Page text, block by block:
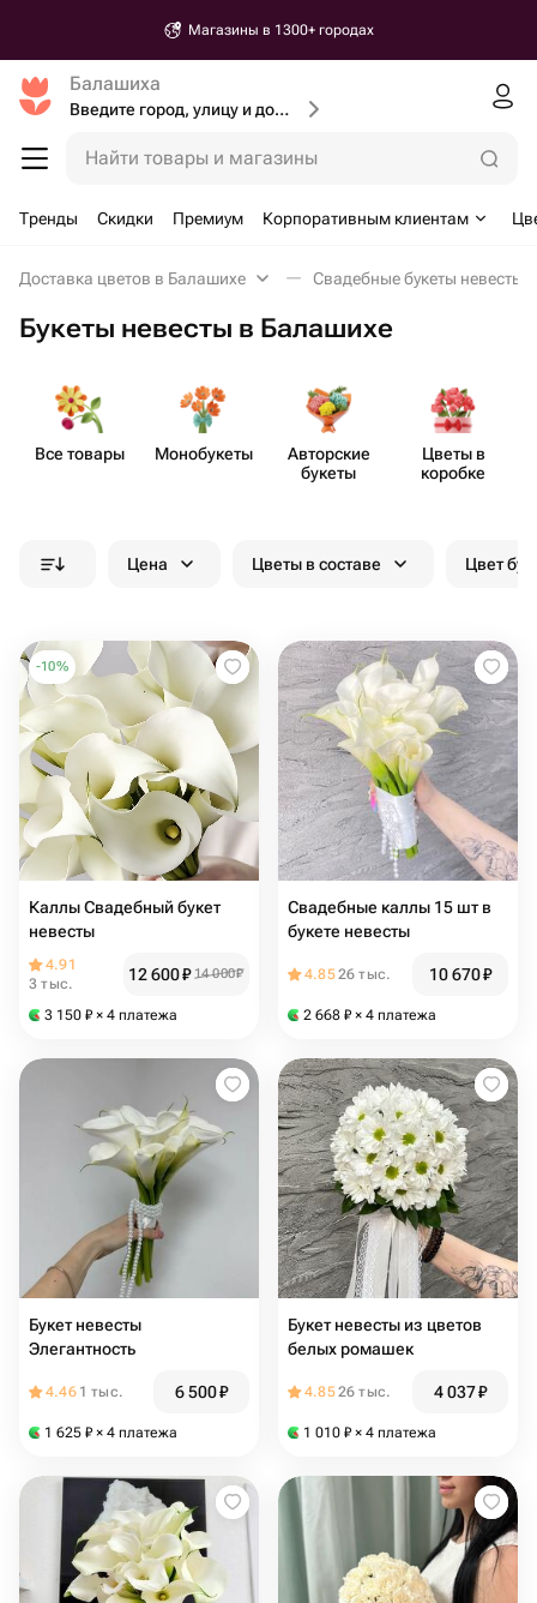
Магазины в 1300+ городах
Балашиха
Введите город, улицу и дом доставки
Найти товары и магазины
Тренды Скидки Премиум Корпоративным клиентам
Доставка цветов в Балашихе Свадебные букеты невесты
Букеты невесты в Балашихе
Все товары Моно​букеты
Авторские
букеты
Цветы в
коробке
Цена Цветы в составе Цвет
-10%
Каллы Свадебный букет
невесты
4.91
3 тыс.
12 600₽ 14 000₽
3 150 ₽ × 4 платежа
Свадебные каллы 15 шт в
букете невесты
4.8526 тыс. 10 670₽
2 668 ₽ × 4 платежа
Букет невесты
Элегантность
4.46 1 тыс. 6 500₽
1 625 ₽ × 4 платежа
Букет невесты из цветов
белых ромашек
4.8526 тыс. 4 037₽
1 010 ₽ × 4 платежа